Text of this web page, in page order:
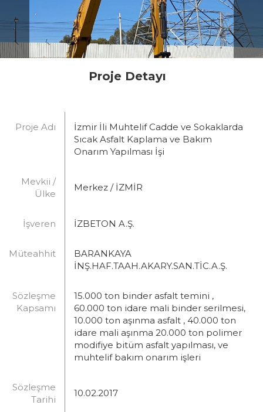
Proje Detayı
Proje Adı
İzmir İli Muhtelif Cadde ve Sokaklarda
Sıcak Asfalt Kaplama ve Bakım
Onarım Yapılması İşi
Mevkii /
Ülke
Merkez / İZMİR
İşveren İZBETON A.Ş.
Müteahhit
BARANKAYA
İNŞ.HAF.TAAH.AKARY.SAN.TİC.A.Ş.
Sözleşme
Kapsamı
15.000 ton binder asfalt temini ,
60.000 ton idare mali binder serilmesi,
10.000 ton aşınma asfalt , 40.000 ton
idare mali aşınma 20.000 ton polimer
modifiye bitüm asfalt yapılması, ve
muhtelif bakım onarım işleri
Sözleşme
Tarihi
10.02.2017